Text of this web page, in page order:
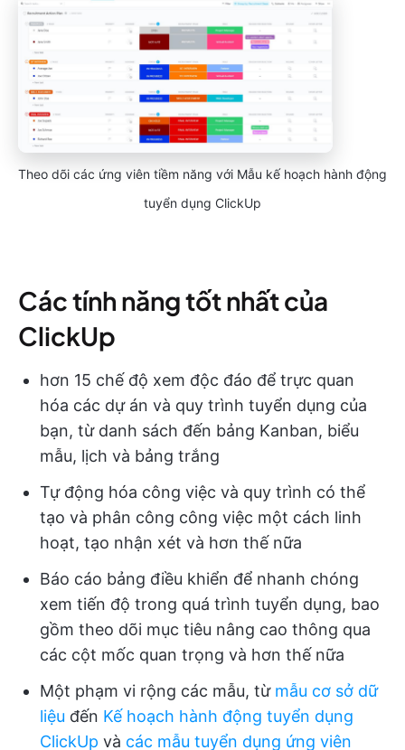
Theo dõi các ứng viên tiềm năng với Mẫu kế hoạch hành động
tuyển dụng ClickUp
Các tính năng tốt nhất của
ClickUp
hơn 15 chế độ xem độc đáo để trực quan
hóa các dự án và quy trình tuyển dụng của
bạn, từ danh sách đến bảng Kanban, biểu
mẫu, lịch và bảng trắng
Tự động hóa công việc và quy trình có thể
tạo và phân công công việc một cách linh
hoạt, tạo nhận xét và hơn thế nữa
Báo cáo bảng điều khiển để nhanh chóng
xem tiến độ trong quá trình tuyển dụng, bao
gồm theo dõi mục tiêu nâng cao thông qua
các cột mốc quan trọng và hơn thế nữa
Một phạm vi rộng các mẫu, từ mẫu cơ sở dữ
liệu đến Kế hoạch hành động tuyển dụng
ClickUp và các mẫu tuyển dụng ứng viên